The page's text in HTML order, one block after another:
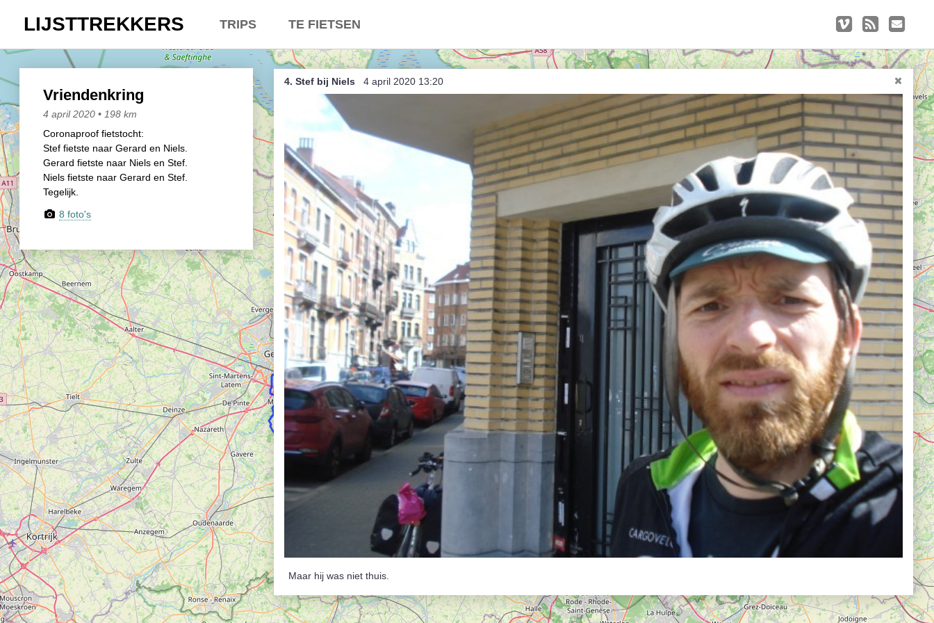
LIJSTTREKKERS TRIPS
Kasseien
België / Duitsland / Nederland
Hoogtepunten
Soeperlange tocht
Afleveringen
Bounding Boxes
Ambiance, ambiance, ambiance
De groetjes terug
Doelloos
Ronde Van Flandriën
Dhr. Dries
Schapentocht
Het lossen van de kunst
Kerkstraten
7 rollen van Steven Seagal
Dodentocht
Redelijk slecht weer
In vogelvlucht
TE FIETSEN
Overtroffen (onzuivere) Trap
België in Nederland
Nederland in België
Een eindje breien
Dhr. Dries (bis)
Lettertje anders
Lettertje dabij (unsorted)
Lettertje dabij
Zowel Herent als Herentals
Heen en weer
Natuurlijk meest volmaakte tocht door België
15 eiken
De ronde van het beest
Albertkanaal everesten
De diagonaal van België
Ravel
4. Stef bij Niels 4 april 2020 13:20
Maar hij was niet thuis.
Vriendenkring
4 april 2020 • 198 km
Coronaproof fietstocht:
Stef fietste naar Gerard en Niels.
Gerard fietste naar Niels en Stef.
Niels fietste naar Gerard en Stef.
Tegelijk.
8 foto's